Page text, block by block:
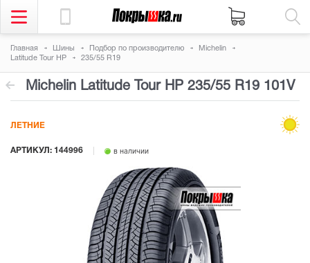
Главная Шины Подбор по производителю
Michelin
Latitude Tour HP
235/55 R19
Michelin Latitude Tour HP 235/55 R19 101V
АРТИКУЛ: 144996 в наличии
ЛЕТНИЕ